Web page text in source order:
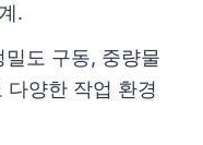
.
도 구동, 중량물
다양한 작업 환경